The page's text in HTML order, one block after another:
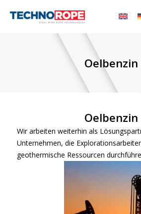
Oelbenzin
Oelbenzin
Wir arbeiten weiterhin als
Unternehmen, die
geothermische Ressourcen